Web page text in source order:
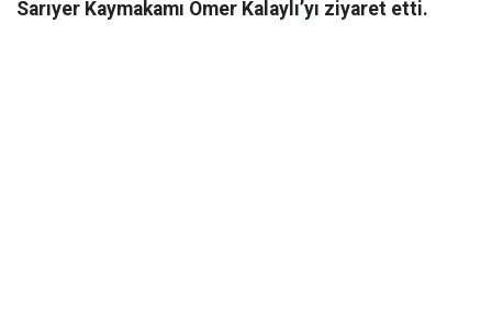
Sarıyer Kaymakamı Ömer Kalaylı’yı ziyaret etti.